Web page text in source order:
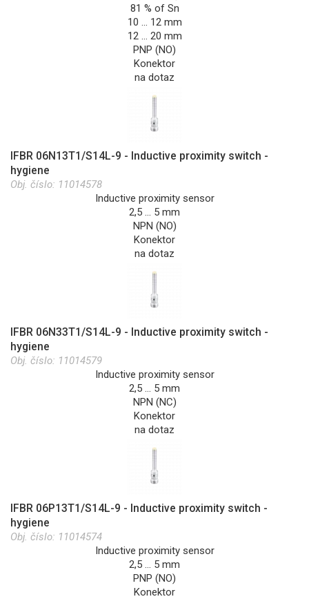
81 % of Sn
10 … 12 mm
12 … 20 mm
PNP (NO)
Konektor
na dotaz
IFBR 06N13T1/S14L-9 - Inductive proximity switch -
hygiene
Obj. číslo: 11014578
Inductive proximity sensor
2,5 … 5 mm
NPN (NO)
Konektor
na dotaz
IFBR 06N33T1/S14L-9 - Inductive proximity switch -
hygiene
Obj. číslo: 11014579
Inductive proximity sensor
2,5 … 5 mm
NPN (NC)
Konektor
na dotaz
IFBR 06P13T1/S14L-9 - Inductive proximity switch -
hygiene
Obj. číslo: 11014574
Inductive proximity sensor
2,5 … 5 mm
PNP (NO)
Konektor